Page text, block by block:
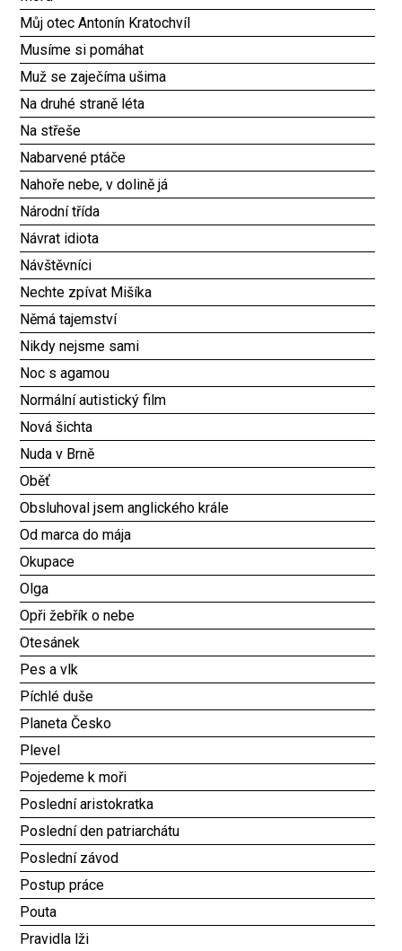
Můj otec Antonín Kratochvíl
Musíme si pomáhat
Muž se zaječíma ušima
Na druhé straně léta
Na střeše
Nabarvené ptáče
Nahoře nebe, v dolině já
Národní třída
Návrat idiota
Návštěvníci
Nechte zpívat Mišíka
Němá tajemství
Nikdy nejsme sami
Noc s agamou
Normální autistický film
Nová šichta
Nuda v Brně
Oběť
Obsluhoval jsem anglického krále
Od marca do mája
Okupace
Olga
Opři žebřík o nebe
Otesánek
Pes a vlk
Píchlé duše
Planeta Česko
Plevel
Pojedeme k moři
Poslední aristokratka
Poslední den patriarchátu
Poslední závod
Postup práce
Pouta
Pravidla lži